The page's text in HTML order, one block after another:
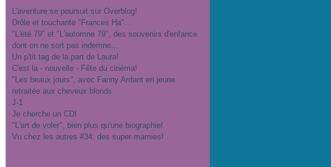
L'aventure se poursuit sur Overblog!
Drôle et touchante "Frances Ha"...
"L'été 79" et "L'automne 79", des souvenirs d'enfance
dont on ne sort pas indemne...
Un p'tit tag de la part de Laura!
C'est la - nouvelle - Fête du cinéma!
"Les beaux jours", avec Fanny Ardant en jeune
retraitée aux cheveux blonds
J-1
Je cherche un CDI
"L'art de voler", bien plus qu'une biographie!
Vu chez les autres #34: des super mamies!